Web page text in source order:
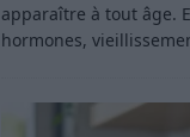
apparaître à tout âge.
hormones,